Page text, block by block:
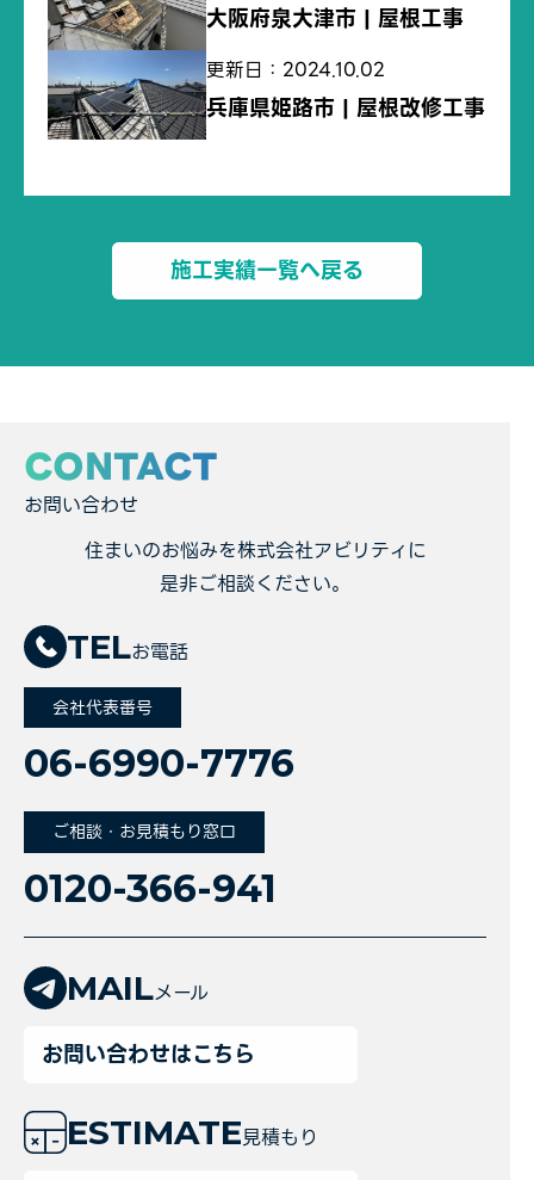
大阪府泉大津市 | 屋根工事
更新日：2024.10.02
兵庫県姫路市 | 屋根改修工事
施工実績一覧へ戻る
CONTACT
お問い合わせ
住まいのお悩みを株式会社アビリティに
是非ご相談ください。
TELお電話
会社代表番号
06-6990-7776
ご相談・お見積もり窓口
0120-366-941
MAILメール
お問い合わせはこちら
ESTIMATE見積もり